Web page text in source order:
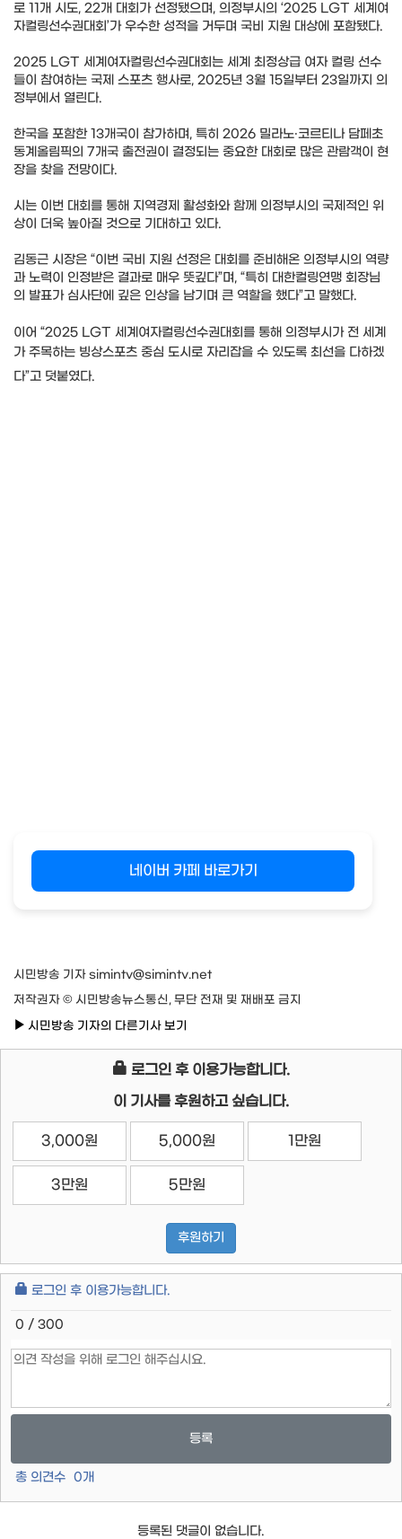
로 11개 시도, 22개 대회가 선정됐으며, 의정부시의 ‘2025 LGT 세계여
자컬링선수권대회’가 우수한 성적을 거두며 국비 지원 대상에 포함됐다.
2025 LGT 세계여자컬링선수권대회는 세계 최정상급 여자 컬링 선수
들이 참여하는 국제 스포츠 행사로, 2025년 3월 15일부터 23일까지 의
정부에서 열린다.
한국을 포함한 13개국이 참가하며, 특히 2026 밀라노‧코르티나 담페초
동계올림픽의 7개국 출전권이 결정되는 중요한 대회로 많은 관람객이 현
장을 찾을 전망이다.
시는 이번 대회를 통해 지역경제 활성화와 함께 의정부시의 국제적인 위
상이 더욱 높아질 것으로 기대하고 있다.
김동근 시장은 “이번 국비 지원 선정은 대회를 준비해온 의정부시의 역량
과 노력이 인정받은 결과로 매우 뜻깊다”며, “특히 대한컬링연맹 회장님
의 발표가 심사단에 깊은 인상을 남기며 큰 역할을 했다”고 말했다.
이어 “2025 LGT 세계여자컬링선수권대회를 통해 의정부시가 전 세계
가 주목하는 빙상스포츠 중심 도시로 자리잡을 수 있도록 최선을 다하겠
다”고 덧붙였다.
네이버 카페 바로가기
시민방송 기자 simintv@simintv.net
저작권자 © 시민방송뉴스통신, 무단 전재 및 재배포 금지
시민방송 기자의 다른기사 보기
로그인 후 이용가능합니다.
이 기사를 후원하고 싶습니다.
3,000원 5,000원 1만원
3만원 5만원
후원하기
로그인 후 이용가능합니다.
0 / 300
등록
총 의견수 0개
등록된 댓글이 없습니다.